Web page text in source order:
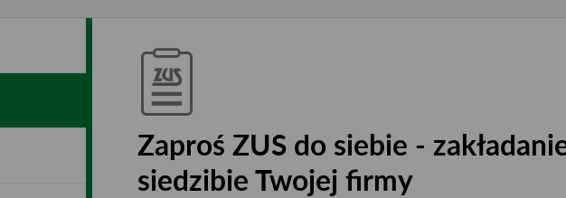
Zaproś ZUS do siebie -
siedzibie Twojej firmy